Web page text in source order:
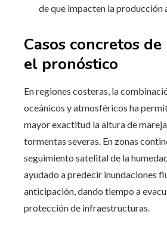
de que impacten la producción
Casos concretos
el pronóstico
En regiones costeras, la
oceánicos y atmosféricos ha
mayor exactitud la altura de
tormentas severas. En zonas
seguimiento satelital de la
ayudado a predecir inundaciones
anticipación, dando tiempo a
protección de infraestructuras.